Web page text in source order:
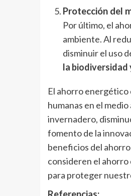
Protección del
Por último, el
ambiente. Al
disminuir el uso
la biodiversidad
El ahorro energético
humanas en el
invernadero,
fomento de la
beneficios del
consideren el
para proteger
Referencias: